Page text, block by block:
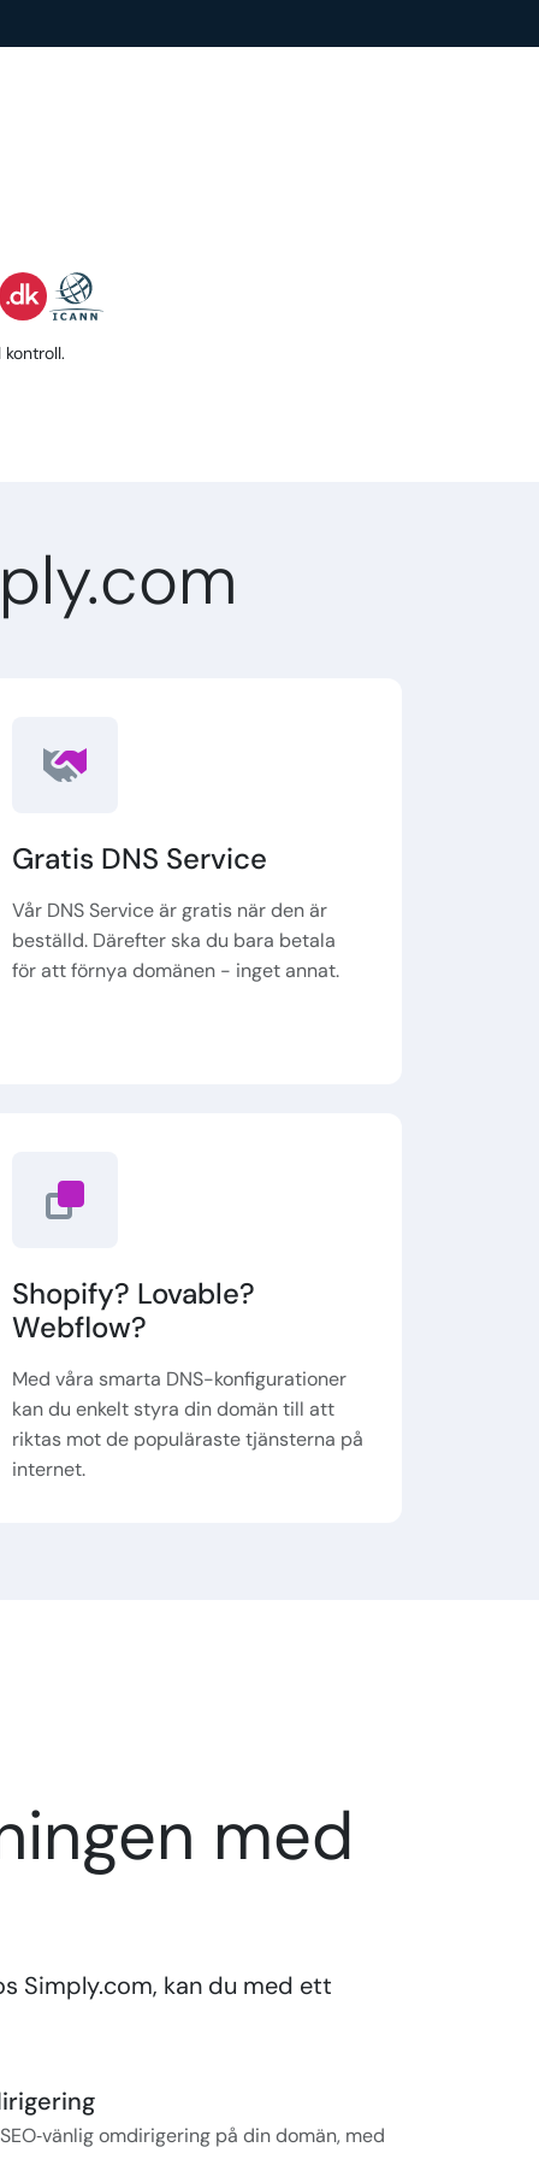
Gratis DNS Service
Vår DNS Service är gratis när den är
beställd. Därefter ska du bara betala
för att förnya domänen - inget annat.
Shopify? Lovable?
Webflow?
Med våra smarta DNS-konfigurationer
kan du enkelt styra din domän till att
riktas mot de populäraste tjänsterna på
internet.
med
Simply.com, kan du med ett
omdirigering på din domän, med